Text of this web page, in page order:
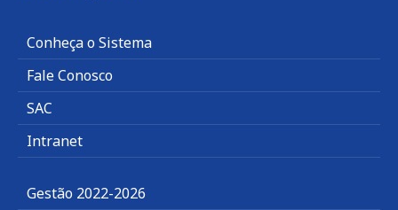
Conheça o Sistema
Fale Conosco
SAC
Intranet
Gestão 2022-2026